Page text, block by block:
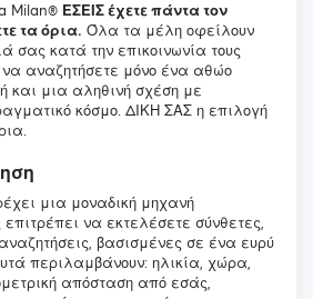
Milan® ΕΣΕΙΣ έχετε πάντα τον
τα όρια. Όλα τα μέλη οφείλουν
σας κατά την επικοινωνία τους
αναζητήσετε μόνο ένα αθώο
και μια αληθινή σχέση με
κόσμο. ΔΙΚΗ ΣΑΣ η επιλογή
μια μοναδική μηχανή
να εκτελέσετε σύνθετες,
βασισμένες σε ένα ευρύ
περιλαμβάνουν: ηλικία, χώρα,
απόσταση από εσάς,